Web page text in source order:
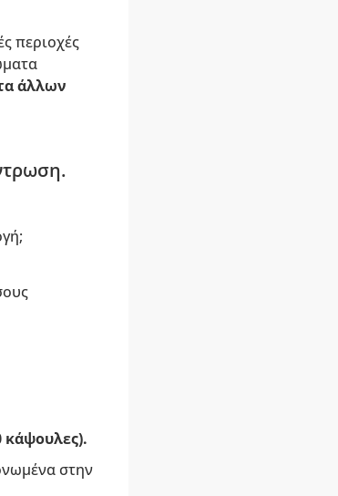
περιοχές
άλλων
κάψουλες).
στην